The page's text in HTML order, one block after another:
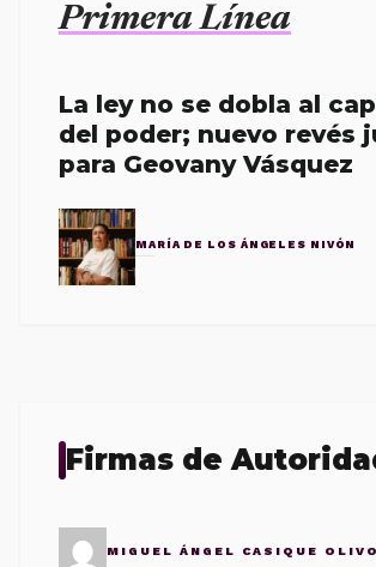
Primera Línea
La ley no se dobla al
del poder; nuevo revés
para Geovany Vásquez
MARÍA DE LOS ÁNGELES NIVÓN
Firmas de
MIGUEL ÁNGEL CASIQUE